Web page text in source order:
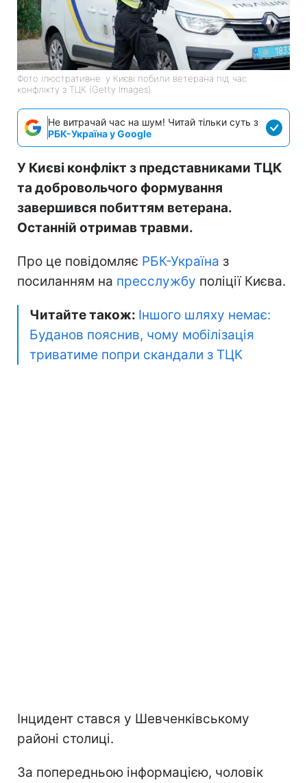
Фото ілюстративне: у Києві побили ветерана під час
конфлікту з ТЦК (Getty Images)
Не витрачай час на шум! Читай тільки суть з
РБК-Україна у Google
У Києві конфлікт з представниками ТЦК
та добровольчого формування
завершився побиттям ветерана.
Останній отримав травми.
Про це повідомляє РБК-Україна з
посиланням на пресслужбу поліції Києва.
Читайте також: Іншого шляху немає:
Буданов пояснив, чому мобілізація
триватиме попри скандали з ТЦК
Інцидент стався у Шевченківському
районі столиці.
За попередньою інформацією, чоловік